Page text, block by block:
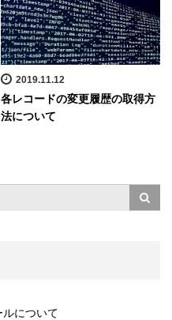
2019.11.12
各レコードの変更履歴の取得方
法について
について